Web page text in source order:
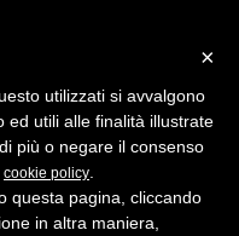
AUTO ASSORTITE
×
utilizzati si avvalgono
ed utili alle finalità illustrate
più o negare il consenso
cookie policy
questa pagina, cliccando
in altra maniera,